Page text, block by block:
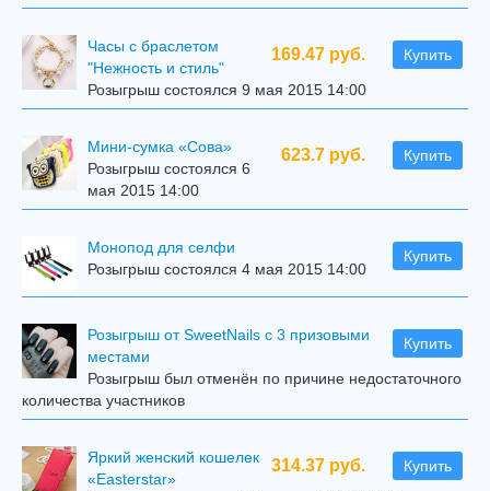
169.47 руб. Купить
Часы с браслетом
"Нежность и стиль"
Розыгрыш состоялся 9 мая 2015 14:00
623.7 руб. Купить
Мини-сумка «Сова»
Розыгрыш состоялся 6
мая 2015 14:00
Купить
Mонопод для селфи
Розыгрыш состоялся 4 мая 2015 14:00
Купить
Розыгрыш от SweetNails с 3 призовыми
местами
Розыгрыш был отменён по причине недостаточного
количества участников
314.37 руб. Купить
Яркий женский кошелек
«Easterstar»